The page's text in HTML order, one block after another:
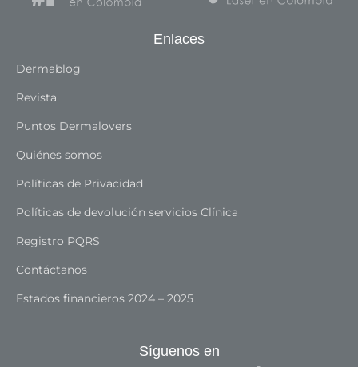
Enlaces
Dermablog
Revista
Puntos Dermalovers
Quiénes somos
Políticas de Privacidad
Políticas de devolución servicios Clínica
Registro PQRS
Contáctanos
Estados financieros 2024 – 2025
Síguenos en